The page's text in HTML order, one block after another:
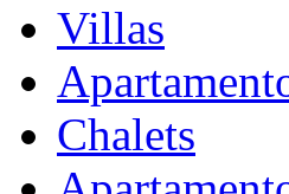
Villas
Chalets